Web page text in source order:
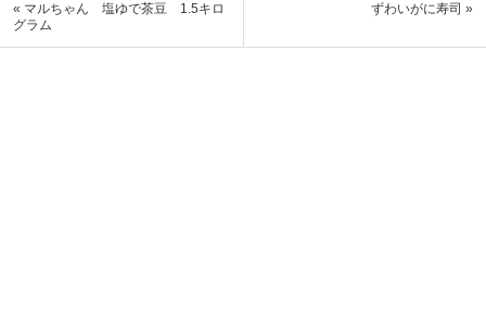
« マルちゃん 塩ゆで茶豆 1.5キロ
グラム
ずわいがに寿司 »